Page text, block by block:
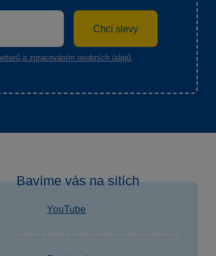
Chci slevy
a zpracováním osobních údajů
Bavíme vás na sítích
YouTube